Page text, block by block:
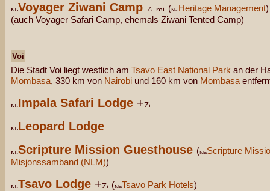
Voyager Ziwani Camp ( Heritage Management)
(auch Voyager Safari Camp, ehemals Ziwani Tented Camp)
Voi
Die Stadt Voi liegt westlich am Tsavo East National Park an der
Mombasa, 330 km von Nairobi und 160 km von Mombasa
Impala Safari Lodge +
Leopard Lodge
Scripture Mission Guesthouse (
Scripture
Misjonssamband (NLM))
Tsavo Lodge + ( Tsavo Park Hotels)